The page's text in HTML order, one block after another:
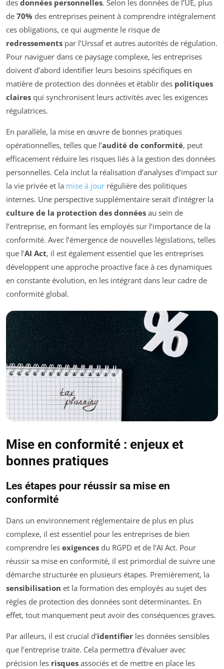
des données personnelles. Selon les données de l’UE, plus
de 70% des entreprises peinent à comprendre intégralement
ces obligations, ce qui augmente le risque de
redressements par l’Urssaf et autres autorités de régulation.
Pour naviguer dans ce paysage complexe, les entreprises
doivent d’abord identifier leurs besoins spécifiques en
matière de protection des données et établir des politiques
claires qui synchronisent leurs activités avec les exigences
régulatrices.
En parallèle, la mise en œuvre de bonnes pratiques
opérationnelles, telles que l’audité de conformité, peut
efficacement réduire les risques liés à la gestion des données
personnelles. Cela inclut la réalisation d’analyses d’impact sur
la vie privée et la mise à jour régulière des politiques
internes. Une perspective supplémentaire serait d’intégrer la
culture de la protection des données au sein de
l’entreprise, en formant les employés sur l’importance de la
conformité. Avec l’émergence de nouvelles législations, telles
que l’AI Act, il est également essentiel que les entreprises
développent une approche proactive face à ces dynamiques
en constante évolution, en les intégrant dans leur cadre de
conformité global.
Mise en conformité : enjeux et
bonnes pratiques
Les étapes pour réussir sa mise en
conformité
Dans un environnement réglementaire de plus en plus
complexe, il est essentiel pour les entreprises de bien
comprendre les exigences du RGPD et de l’AI Act. Pour
réussir sa mise en conformité, il est primordial de suivre une
démarche structurée en plusieurs étapes. Premièrement, la
sensibilisation et la formation des employés au sujet des
règles de protection des données sont déterminantes. En
effet, tout manquement peut avoir des conséquences graves.
Par ailleurs, il est crucial d’identifier les données sensibles
que l’entreprise traite. Cela permettra d’évaluer avec
précision les risques associés et de mettre en place les